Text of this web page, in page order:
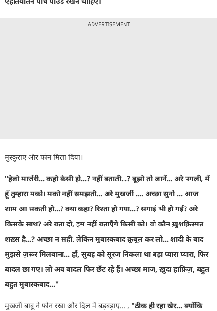
ADVERTISEMENT
मुस्कुराए और फोन मिला दिया।
"हेलो मार्जरी... कहो कैसी हो...? नहीं बताती...? बूझो तो जानें... अरे पगली, मैं
हूँ तुम्हारा मको। मको नहीं समझती... अरे मुखर्जी .... अच्छा सुनो ... आज
शाम आ सकती हो...? क्या कहा? रिश्ता हो गया...? सगाई भी हो गई? अरे
किसके साथ? अरे बता दो, हम नहीं बताएँगे किसी को। वो कौन ख़ुशक़िस्मत
शख़्स है...? अच्छा न सही, लेकिन मुबारकबाद क़ुबूल कर लो... शादी के बाद
मुझसे ज़रूर मिलवाना... हाँ, सुबह को सूरज निकला था बड़ा प्यारा प्यारा, फिर
बादल छा गए। लो अब बादल फिर छँट रहे हैं। अच्छा माज, ख़ुदा हाफ़िज़, बहुत
बहुत मुबारकबाद..."
मुखर्जी बाबू ने फोन रखा और दिल में बड़बड़ाए... , "ठीक ही रहा खैर... क्योंकि